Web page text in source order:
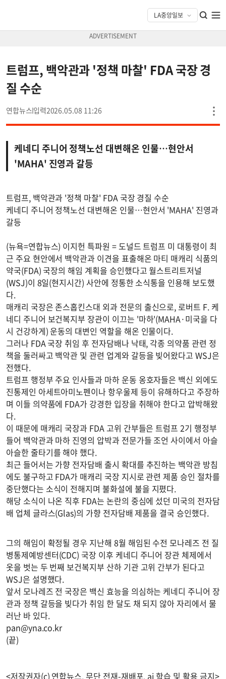
트럼프, 백악관과 '정책 마찰' FDA 국장 경
질 수순
연합뉴스 2026.05.08 11:26
케네디 주니어 정책노선 대변해온 인물…현안서
'MAHA' 진영과 갈등
트럼프, 백악관과 '정책 마찰' FDA 국장 경질 수순
케네디 주니어 정책노선 대변해온 인물…현안서 'MAHA' 진영과
갈등
(뉴욕=연합뉴스) 이지헌 특파원 = 도널드 트럼프 미 대통령이 최
근 주요 현안에서 백악관과 이견을 표출해온 마티 매캐리 식품의
약국(FDA) 국장의 해임 계획을 승인했다고 월스트리트저널
(WSJ)이 8일(현지시간) 사안에 정통한 소식통을 인용해 보도했
다.
매캐리 국장은 존스홉킨스대 외과 전문의 출신으로, 로버트 F. 케
네디 주니어 보건복지부 장관이 이끄는 '마하'(MAHA·미국을 다
시 건강하게) 운동의 대변인 역할을 해온 인물이다.
그러나 FDA 국장 취임 후 전자담배나 낙태, 각종 의약품 관련 정
책을 둘러싸고 백악관 및 관련 업계와 갈등을 빚어왔다고 WSJ은
전했다.
트럼프 행정부 주요 인사들과 마하 운동 옹호자들은 백신 외에도
진통제인 아세트아미노펜이나 항우울제 등이 유해하다고 주장하
며 이들 의약품에 FDA가 강경한 입장을 취해야 한다고 압박해왔
다.
이 때문에 매캐리 국장과 FDA 고위 간부들은 트럼프 2기 행정부
들어 백악관과 마하 진영의 압박과 전문가들 조언 사이에서 아슬
아슬한 줄타기를 해야 했다.
최근 들어서는 가향 전자담배 출시 확대를 추진하는 백악관 방침
에도 불구하고 FDA가 매캐리 국장 지시로 관련 제품 승인 절차를
중단했다는 소식이 전해지며 불화설에 불을 지폈다.
해당 소식이 나온 직후 FDA는 논란의 중심에 섰던 미국의 전자담
배 업체 글라스(Glas)의 가향 전자담배 제품을 결국 승인했다.
그의 해임이 확정될 경우 지난해 8월 해임된 수전 모나레즈 전 질
병통제예방센터(CDC) 국장 이후 케네디 주니어 장관 체제에서
옷을 벗는 두 번째 보건복지부 산하 기관 고위 간부가 된다고
WSJ은 설명했다.
앞서 모나레즈 전 국장은 백신 효능을 의심하는 케네디 주니어 장
관과 정책 갈등을 빚다가 취임 한 달도 채 되지 않아 자리에서 물
러난 바 있다.
pan@yna.co.kr
(끝)
<저작권자(c) 연합뉴스, 무단 전재-재배포, ai 학습 및 활용 금지>